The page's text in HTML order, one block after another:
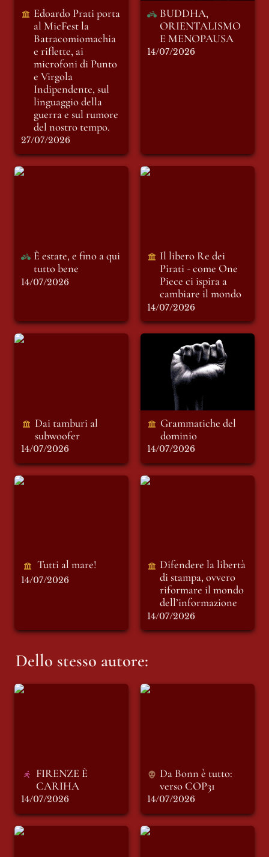
Indipendente, sul
linguaggio della
guerra e sul rumore
del nostro tempo.
Edoardo Prati porta
al MicFest la
Batracomiomachia
e riflette, ai
microfoni di Punto
e Virgola
Indipendente, sul
linguaggio della
guerra e sul rumore
del nostro tempo.
27/07/2026
BUDDHA,
ORIENTALISMO
E MENOPAUSA
14/07/2026
È estate, e fino a qui
È estate, e fino a qui
tutto bene
14/07/2026
Il libero Re dei Pirati
Il libero Re dei
Pirati - come One
Piece ci ispira a
cambiare il mondo
14/07/2026
Dai tamburi al
Dai tamburi al
subwoofer
14/07/2026
Grammatiche del
dominio
Grammatiche del
dominio
14/07/2026
Tutti al mare!
Tutti al mare!
14/07/2026
Difendere la libertà
Difendere la libertà
di stampa, ovvero
riformare il mondo
dell’informazione
14/07/2026
Dello stesso autore:
FIRENZE È
FIRENZE È
CARIHA
14/07/2026
Da Bonn è tutto:
Da Bonn è tutto:
verso COP31
14/07/2026
INSOSTENIBILE:
INSOSTENIBILE: